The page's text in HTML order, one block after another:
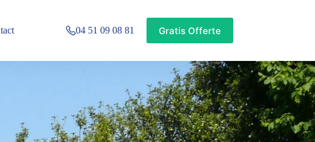
04 51 09 08 81 Gratis Offerte